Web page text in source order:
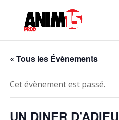
« Tous les Évènements
Cet évènement est passé.
UN DINER D’ADIEU